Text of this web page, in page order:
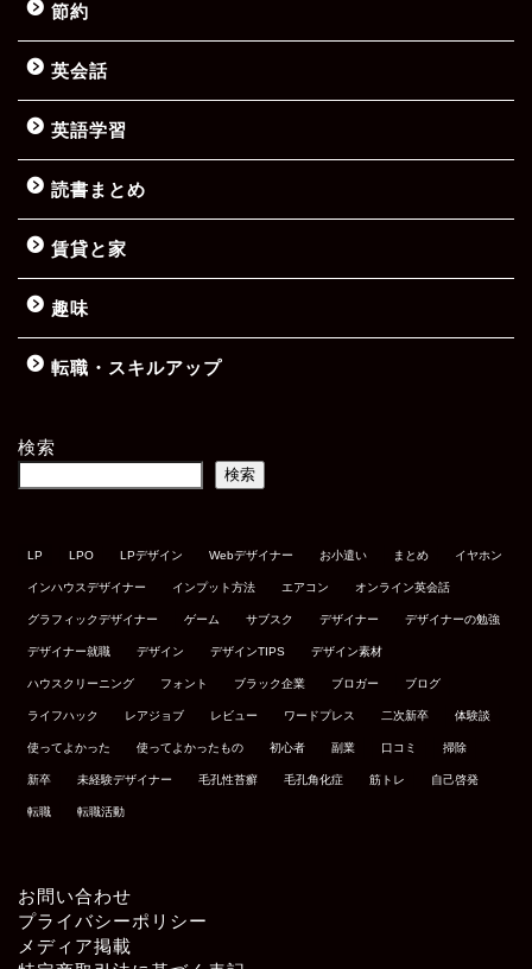
節約
英会話
英語学習
読書まとめ
賃貸と家
趣味
転職・スキルアップ
検索
検索
LP LPO LPデザイン Webデザイナー お小遣い まとめ イヤホン
インハウスデザイナー インプット方法 エアコン オンライン英会話
グラフィックデザイナー ゲーム サブスク デザイナー デザイナーの勉強
デザイナー就職 デザイン デザインTIPS デザイン素材
ハウスクリーニング フォント ブラック企業 ブロガー ブログ
ライフハック レアジョブ レビュー ワードプレス 二次新卒 体験談
使ってよかった 使ってよかったもの 初心者 副業 口コミ 掃除
新卒 未経験デザイナー 毛孔性苔癬 毛孔角化症 筋トレ 自己啓発
転職 転職活動
お問い合わせ
プライバシーポリシー
メディア掲載